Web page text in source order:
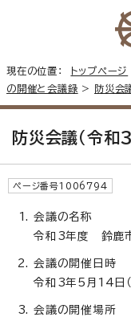
現在の位置： トップページ
の開催と会議録 > 防災会
防災会議（令和3
ページ番号1006794
会議の名称
令和3年度 鈴鹿市
会議の開催日時
令和3年5月14日
会議の開催場所